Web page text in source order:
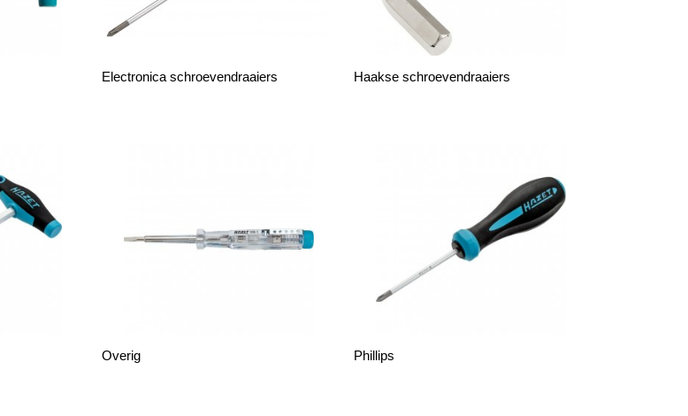
Electronica schroevendraaiers Haakse schroevendraaiers
Overig Phillips